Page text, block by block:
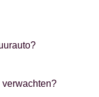
verwachten?